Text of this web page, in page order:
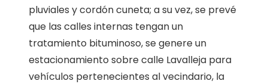
pluviales y cordón cuneta; a su vez, se prevé
que las calles internas tengan un
tratamiento bituminoso, se genere un
estacionamiento sobre calle Lavalleja para
vehículos pertenecientes al vecindario, la